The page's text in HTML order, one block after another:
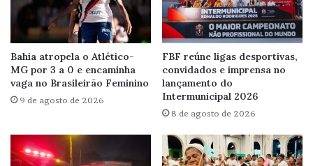
Bahia atropela o Atlético-
MG por 3 a 0 e encaminha
vaga no Brasileirão Feminino
9 de agosto de 2026
FBF reúne ligas desportivas,
convidados e imprensa no
lançamento do
Intermunicipal 2026
8 de agosto de 2026